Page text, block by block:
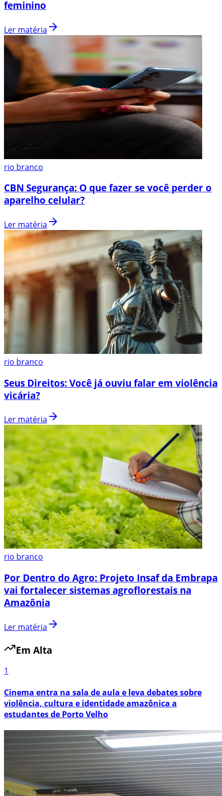
feminino
Ler matéria
rio branco
CBN Segurança: O que fazer se você perder o
aparelho celular?
Ler matéria
rio branco
Seus Direitos: Você já ouviu falar em violência
vicária?
Ler matéria
rio branco
Por Dentro do Agro: Projeto Insaf da Embrapa
vai fortalecer sistemas agroflorestais na
Amazônia
Ler matéria
Em Alta
1
Cinema entra na sala de aula e leva debates sobre
violência, cultura e identidade amazônica a
estudantes de Porto Velho